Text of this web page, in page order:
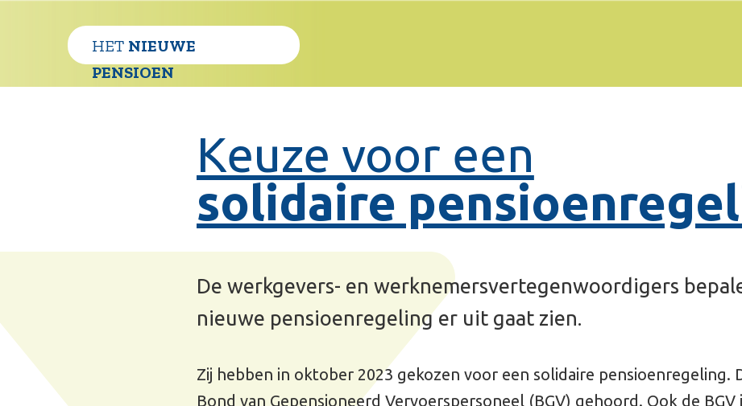
HET
PENSIOEN
solidaire pensioenregeling
De werkgevers- en werknemers­vertegenwoordigers bepalen hoe de
Zij hebben in oktober 2023 gekozen voor een solidaire pensioen­regeling. Daarover is ook de
Bond van Gepensioneerd Vervoerspersoneel (BGV) gehoord. Ook de BGV is het eens met de
keuze voor de solidaire pensioenregeling.
Rail & OV werkt daarom op dit moment aan de invoering van de solidaire pensioenregeling.
Met deze pensioenregeling behouden we de sterke elementen van uw huidige
pensioenregeling: we blijven samen beleggen en samen risico’s delen. En tegenvallers vangen